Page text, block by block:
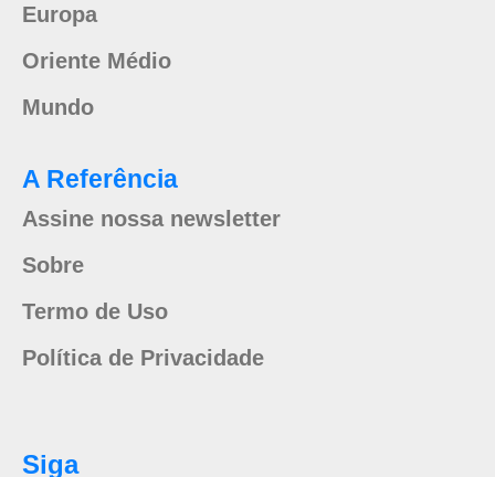
Europa
Oriente Médio
Mundo
A Referência
Assine nossa newsletter
Sobre
Termo de Uso
Política de Privacidade
Siga